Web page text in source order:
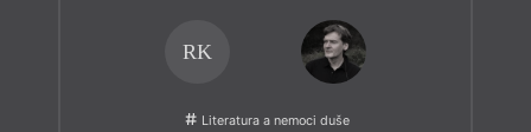
RK
Literatura a nemoci duše